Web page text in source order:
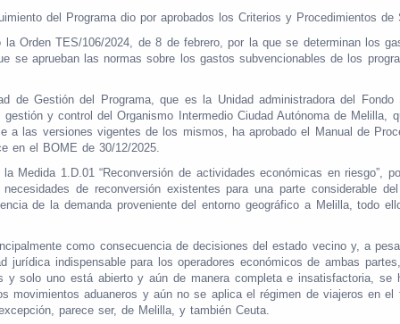
del Programa dio por aprobados los Criterios y Procedimientos
Orden TES/106/2024, de 8 de febrero, por la que se determinan los
se aprueban las normas sobre los gastos subvencionables de los
de Gestión del Programa, que es la Unidad administradora del
y control del Organismo Intermedio Ciudad Autónoma de Melilla,
a las versiones vigentes de los mismos, ha aprobado el Manual de
en el BOME de 30/12/2025.
Medida 1.D.01 “Reconversión de actividades económicas en riesgo”,
de reconversión existentes para una parte considerable
de la demanda proveniente del entorno geográfico a Melilla, todo
como consecuencia de decisiones del estado vecino y, a
jurídica indispensable para los operadores económicos de ambas
y solo uno está abierto y aún de manera completa e insatisfactoria,
movimientos aduaneros y aún no se aplica el régimen de viajeros en
parece ser, de Melilla, y también Ceuta.